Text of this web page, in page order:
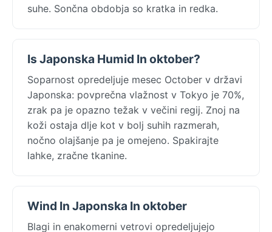
suhe. Sončna obdobja so kratka in redka.
Is Japonska Humid In oktober?
Soparnost opredeljuje mesec October v državi
Japonska: povprečna vlažnost v Tokyo je 70%,
zrak pa je opazno težak v večini regij. Znoj na
koži ostaja dlje kot v bolj suhih razmerah,
nočno olajšanje pa je omejeno. Spakirajte
lahke, zračne tkanine.
Wind In Japonska In oktober
Blagi in enakomerni vetrovi opredeljujejo